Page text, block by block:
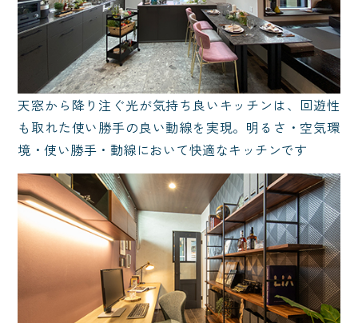
天窓から降り注ぐ光が気持ち良いキッチンは、回遊性
も取れた使い勝手の良い動線を実現。明るさ・空気環
境・使い勝手・動線において快適なキッチンです